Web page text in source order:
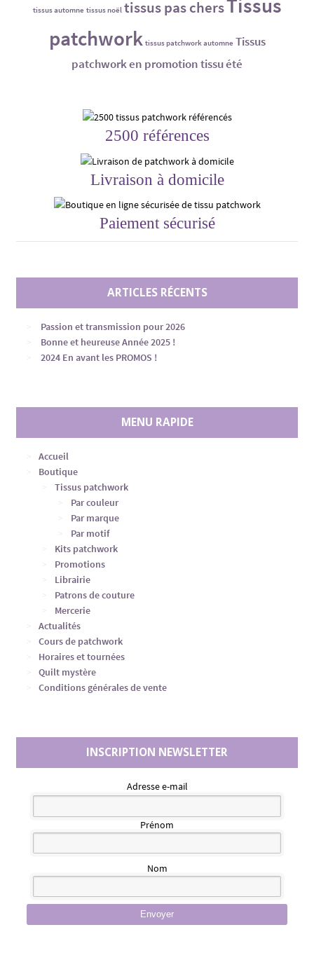
tissus automne tissus noël tissus pas chers
patchwork tissus patchwork automne Tissus
patchwork en promotiontissu été
2500 références
Livraison à domicile
Paiement sécurisé
ARTICLES RÉCENTS
Passion et transmission pour 2026
Bonne et heureuse Année 2025 !
2024 En avant les PROMOS !
MENU RAPIDE
Accueil
Boutique
Tissus patchwork
Par couleur
Par marque
Par motif
Kits patchwork
Promotions
Librairie
Patrons de couture
Mercerie
Actualités
Cours de patchwork
Horaires et tournées
Quilt mystère
Conditions générales de vente
INSCRIPTION NEWSLETTER
Adresse e-mail
Prénom
Nom
Envoyer